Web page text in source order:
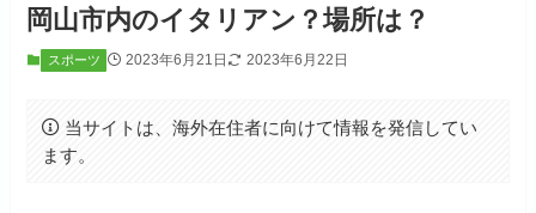
岡山市内のイタリアン？場所は？
スポーツ 2023年6月21日 2023年6月22日
当サイトは、海外在住者に向けて情報を発信してい
ます。